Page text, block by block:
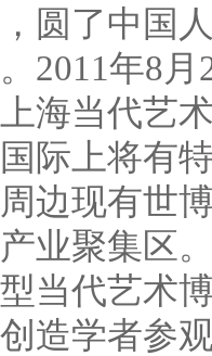
圆了中国
2011年8
海当代艺
际上将有
边现有世
业聚集区
当代艺术
造学者参